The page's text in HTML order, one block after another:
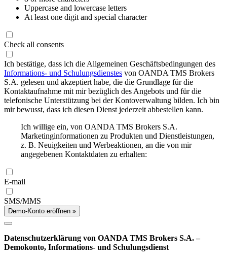
Uppercase and lowercase letters
At least one digit and special character
Check all consents
Ich bestätige, dass ich die Allgemeinen Geschäftsbedingungen des
Informations- und Schulungsdienstes von OANDA TMS Brokers
S.A. gelesen und akzeptiert habe, die die Grundlage für die
Kontaktaufnahme mit mir bezüglich des Angebots und für die
telefonische Unterstützung bei der Kontoverwaltung bilden. Ich bin
mir bewusst, dass ich diesen Dienst jederzeit abbestellen kann.
Ich willige ein, von OANDA TMS Brokers S.A.
Marketinginformationen zu Produkten und Dienstleistungen,
z. B. Neuigkeiten und Werbeaktionen, an die von mir
angegebenen Kontaktdaten zu erhalten:
E-mail
SMS/MMS
Demo-Konto eröffnen »
Datenschutzerklärung von OANDA TMS Brokers S.A. –
Demokonto, Informations- und Schulungsdienst